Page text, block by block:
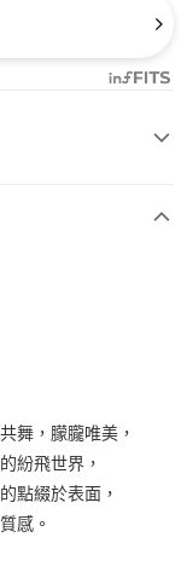
業銀行
行
行
商業銀行
行
舞，朦朧唯美，
紛飛世界，
點綴於表面，
感。